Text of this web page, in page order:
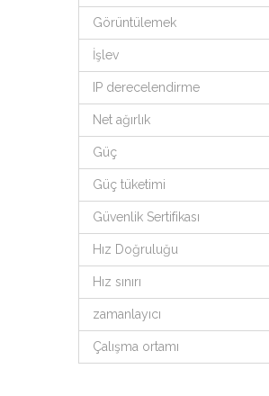
Görüntülemek
İşlev
IP derecelendirme
Net ağırlık
Güç
Güç tüketimi
Güvenlik Sertifikası
Hız Doğruluğu
Hız sınırı
zamanlayıcı
Çalışma ortamı